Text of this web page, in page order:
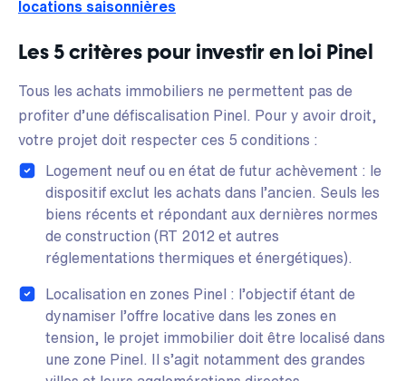
locations saisonnières
Les 5 critères pour investir en loi Pinel
Tous les achats immobiliers ne permettent pas de
profiter d’une défiscalisation Pinel. Pour y avoir droit,
votre projet doit respecter ces 5 conditions :
Logement neuf ou en état de futur achèvement : le
dispositif exclut les achats dans l’ancien. Seuls les
biens récents et répondant aux dernières normes
de construction (RT 2012 et autres
réglementations thermiques et énergétiques).
Localisation en zones Pinel : l’objectif étant de
dynamiser l’offre locative dans les zones en
tension, le projet immobilier doit être localisé dans
une zone Pinel. Il s’agit notamment des grandes